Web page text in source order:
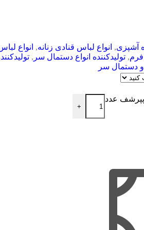
آشپزی, انواع لباس قنادی زنانه, انواع
فرم, تولیدکننده انواع دستمال سر ,
و دستمال سر
عدد
+